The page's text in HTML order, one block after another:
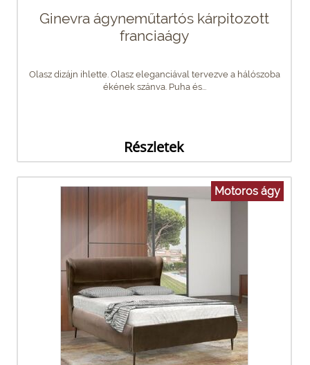
Ginevra ágyneműtartós kárpitozott
franciaágy
Olasz dizájn ihlette. Olasz eleganciával tervezve a hálószoba
ékének szánva. Puha és...
Részletek
Motoros ágy